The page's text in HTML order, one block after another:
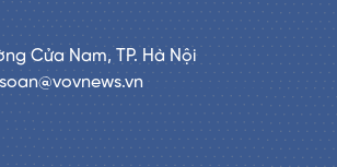
Cửa Nam, TP. Hà Nội